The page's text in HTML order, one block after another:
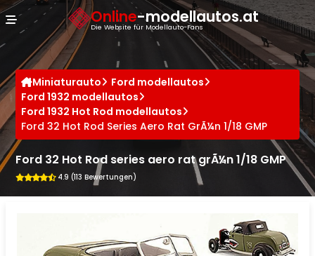
Online-modellautos.at
Die Website für Modellauto-Fans
Miniaturauto
Ford modellautos
Ford 1932 modellautos
Ford 1932 Hot Rod modellautos
Ford 32 Hot Rod Series Aero Rat GrÃ¼n 1/18 GMP
Ford 32 Hot Rod series aero rat grÃ¼n 1/18 GMP
4.9 (113 Bewertungen)
Cookie-Einstellungen